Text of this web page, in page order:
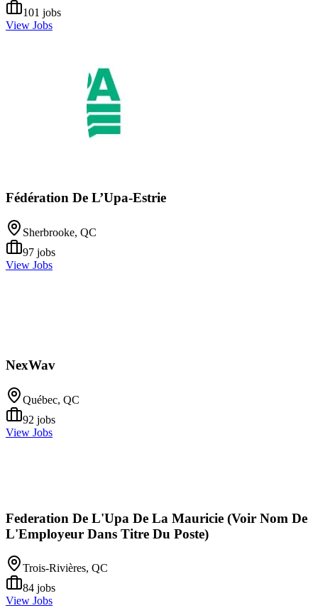
101 jobs
View Jobs
Fédération De L’Upa-Estrie
Sherbrooke, QC
97 jobs
View Jobs
NexWav
Québec, QC
92 jobs
View Jobs
Federation De L'Upa De La Mauricie (Voir Nom De
L'Employeur Dans Titre Du Poste)
Trois-Rivières, QC
84 jobs
View Jobs